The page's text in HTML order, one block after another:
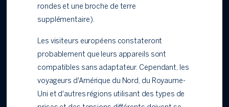
rondes et une broche de terre
supplémentaire).
Les visiteurs européens constateront
probablement que leurs appareils sont
compatibles sans adaptateur. Cependant, les
voyageurs d'Amérique du Nord, du Royaume-
Uni et d'autres régions utilisant des types de